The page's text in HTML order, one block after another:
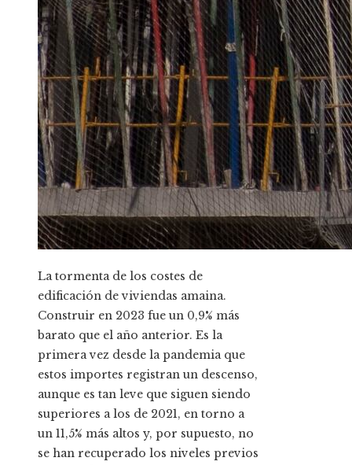
La tormenta de los costes de
edificación de viviendas amaina.
Construir en 2023 fue un 0,9% más
barato que el año anterior. Es la
primera vez desde la pandemia que
estos importes registran un descenso,
aunque es tan leve que siguen siendo
superiores a los de 2021, en torno a
un 11,5% más altos y, por supuesto, no
se han recuperado los niveles previos